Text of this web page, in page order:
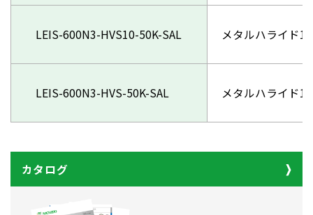
LEIS-600N3-HVS10-50K-SAL メタルハライド
LEIS-600N3-HVS-50K-SAL メタルハライド
カタログ